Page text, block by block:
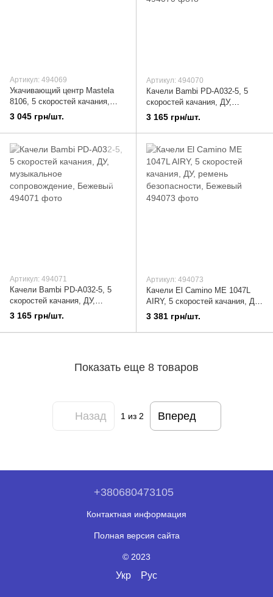
Артикул: 494069
Укачивающий центр Mastela
8106, 5 скоростей качания,
музыка, пульт ДУ, Серый
3 045 грн/шт.
Артикул: 494070
Качели Bambi PD-A032-5, 5
скоростей качания, ДУ,
музыкальное сопровождение,
3 165 грн/шт.
Артикул: 494071
Качели Bambi PD-A032-5, 5
скоростей качания, ДУ,
музыкальное сопровождение,
Бежевый
3 165 грн/шт.
Артикул: 494073
Качели El Camino ME 1047L
AIRY, 5 скоростей качания, ДУ,
ремень безопасности,
Бежевый
3 381 грн/шт.
Показать еще 8 товаров
Назад 1из 2 Вперед
+380680473105
Контактная информация
Полная версия сайта
© 2023
Укр Рус